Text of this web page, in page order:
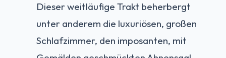
Dieser weitläufige Trakt beherbergt
unter anderem die luxuriösen, großen
Schlafzimmer, den imposanten, mit